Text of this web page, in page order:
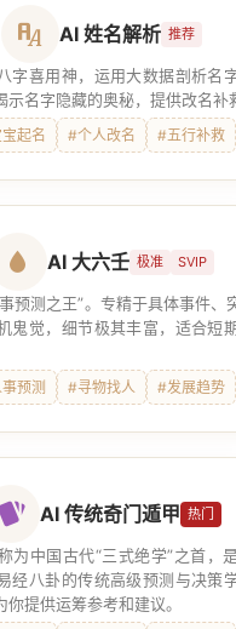
AI 姓名解析 推荐
字喜用神，运用大数据剖析名
示名字隐藏的奥秘，提供改名补
起名 #个人改名 #五行补救
AI 大六壬 极准 SVIP
预测之王”。专精于具体事件、
鬼觉，细节极其丰富，适合短
预测 #寻物找人 #发展趋势
AI 传统奇门遁甲 热门
为中国古代“三式绝学”之首，
经八卦的传统高级预测与决策
提供运筹参考和建议。